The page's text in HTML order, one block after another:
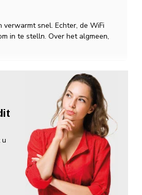
snel. Echter, de WiFi
in te stelln. Over het algmeen,